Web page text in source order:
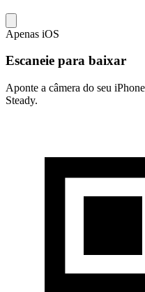
Apenas iOS
Escaneie para baixar
Aponte a câmera do seu
Steady.